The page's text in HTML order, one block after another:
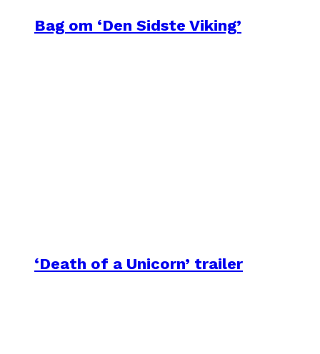
Bag om ‘Den Sidste Viking’
‘Death of a Unicorn’ trailer